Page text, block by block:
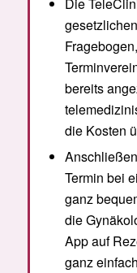
Die
bereits
die Kosten
Termin bei
ganz
die
App auf
ganz